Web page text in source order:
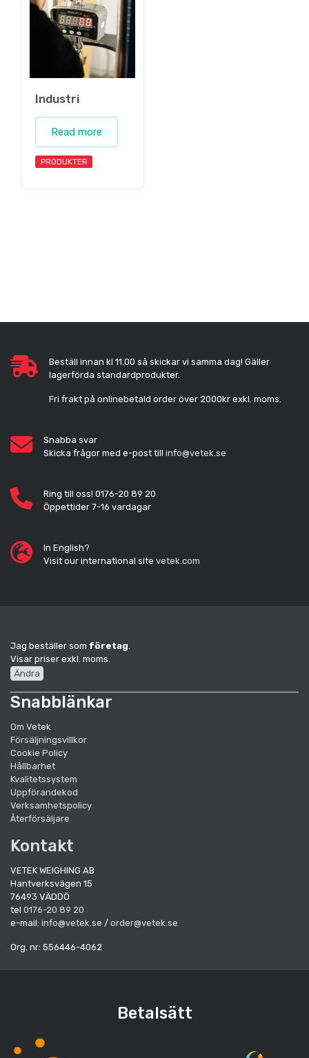
Industri
Read more
PRODUKTER
Beställ innan kl 11.00 så skickar vi samma dag! Gäller
lagerförda standardprodukter.
Fri frakt på onlinebetald order över 2000kr exkl. moms.
Snabba svar
Skicka frågor med e-post till info@vetek.se
Ring till oss! 0176-20 89 20
Öppettider 7-16 vardagar
In English?
Visit our international site vetek.com
Jag beställer som företag.
Visar priser exkl. moms.
Ändra
Snabblänkar
Om Vetek
Försäljningsvillkor
Cookie Policy
Hållbarhet
Kvalitetssystem
Uppförandekod
Verksamhetspolicy
Återförsäljare
Kontakt
VETEK WEIGHING AB
Hantverksvägen 15
76493 VÄDDÖ
tel 0176-20 89 20
e-mail: info@vetek.se / order@vetek.se
Org. nr: 556446-4062
Betalsätt